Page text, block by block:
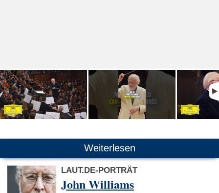
Weiterlesen
LAUT.DE-PORTRÄT
John Williams